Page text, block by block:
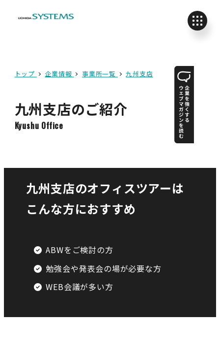
トップ 企業情報 事業所一覧 九州支店
九州支店のご紹介
Kyushu Office
九州支店のオフィスツアーは
こんな方におすすめ
ABWをご検討の方
勉強会や発表会の場が必要な方
WEB会議が多い方